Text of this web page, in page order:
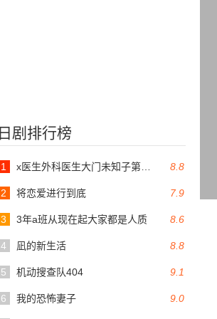
日剧排行榜
8.8
1
7.9
2 将恋爱进行到底
8.6
3 3年a班从现在起大家都是人质
8.8
4 凪的新生活
9.1
5 机动搜查队404
9.0
6 我的恐怖妻子